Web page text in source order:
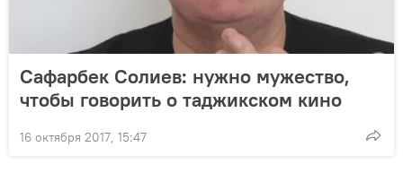
Сафарбек Солиев: нужно мужество,
чтобы говорить о таджикском кино
16 октября 2017, 15:47